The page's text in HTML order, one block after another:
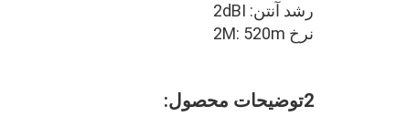
رشد آنتن: 2dBI
نرخ 2M: 520m
2توضیحات محصول: